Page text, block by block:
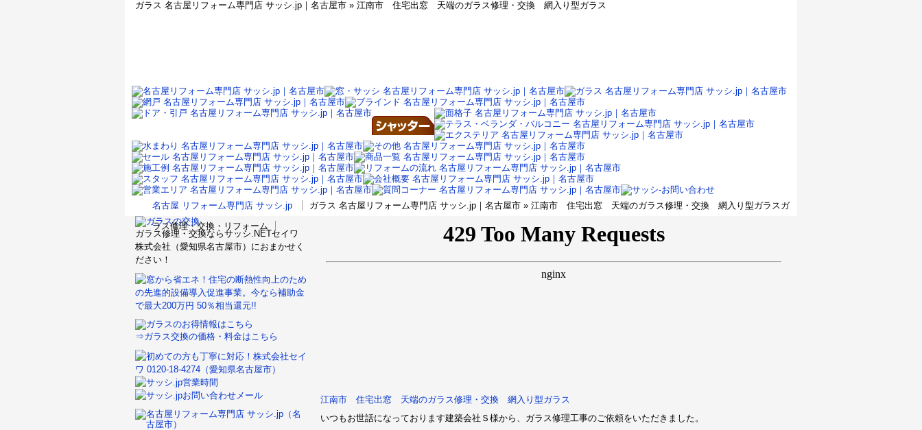
ガラス 名古屋リフォーム専門店 サッシ.jp｜名古屋市 » 江南市 住宅出窓 天端のガラス修理・交換 網入り型ガラス
名古屋 リフォーム専門店 サッシ.jp
ガラス 名古屋リフォーム専門店 サッシ.jp｜名古屋市 » 江南市 住宅出窓 天端のガラス修理・交換 網入り型ガラスガ
ラス修理・交換・リフォーム
江南市 住宅出窓 天端のガラス修理・交換 網入り型ガラス
いつもお世話になっております建築会社Ｓ様から、ガラス修理工事のご依頼をいただきました。
ガラス修理・交換ならサッシ.NETセイワ
株式会社（愛知県名古屋市）におまかせく
ださい！
⇒ガラス交換の価格・料金はこちら